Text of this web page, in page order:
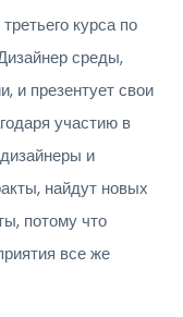
курса по
среды,
и презентует свои
участию в
и
найдут новых
потому что
все же